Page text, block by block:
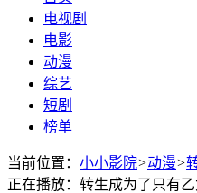
电视剧
电影
动漫
综艺
短剧
榜单
当前位置： 小小影院>动漫>
正在播放：转生成为了只有